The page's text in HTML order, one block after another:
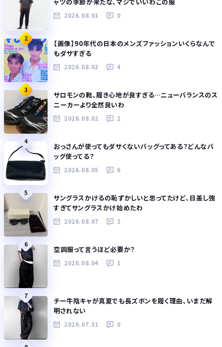
2026.08.01 0
2
【画像】90年代の日本のメンズファッションいくらなんで
もダサすぎる
2026.08.03 4
3
サロモンの靴、履き心地が良すぎる…ニューバランスのス
ニーカーより全然良いわ
2026.08.02 2
4
おっさんが使ってもダサくないバッグってある？どんなバ
ッグ使ってる？
2026.08.05 6
5
サングラスかけるの恥ずかしいと思ってたけど、日差し強
すぎてサングラスかけ始めたわ
2026.08.07 2
6
空調服って言うほど必要か？
2026.08.04 1
7
チー牛陰キャが真夏でも長ズボンを履く理由、いまだ解
明されない
2026.07.31 0